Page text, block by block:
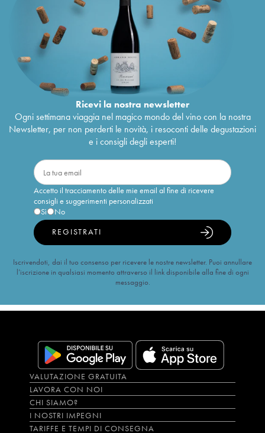
Ricevi la nostra newsletter
Ogni settimana viaggia nel magico mondo del vino con la nostra
Newsletter, per non perderti le novità, i resoconti delle degustazioni
e i consigli degli esperti!
Accetto il tracciamento delle mie email al fine di ricevere
consigli e suggerimenti personalizzati
Sì
No
REGISTRATI
Iscrivendoti, dai il tuo consenso per ricevere le nostre newsletter. Puoi annullare
l’iscrizione in qualsiasi momento attraverso il link disponibile alla fine di ogni
messaggio.
VALUTAZIONE GRATUITA
LAVORA CON NOI
CHI SIAMO?
I NOSTRI IMPEGNI
TARIFFE E TEMPI DI CONSEGNA